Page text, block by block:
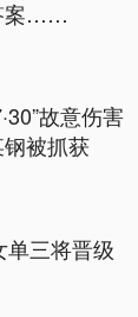
案……
故意伤害
被抓获
三将晋级